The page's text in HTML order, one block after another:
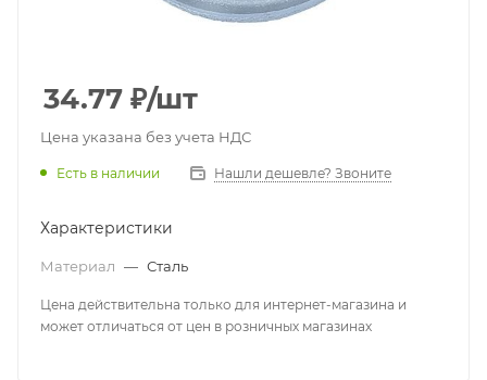
34.77 ₽/шт
Цена указана без учета НДС
Есть в наличии Нашли дешевле? Звоните
Характеристики
Материал — Сталь
Цена действительна только для интернет-магазина и
может отличаться от цен в розничных магазинах